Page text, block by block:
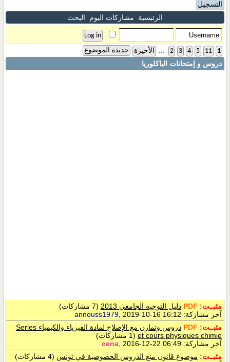
التسجيل
الرئيسية
مشاركات اليوم البحث
1
2 3 4 5 11 الأخيرة جديدة الموضوع
دروس و إمتحانات الباكلوريا
مثبــت: PDF دليل التوجيه الجامعي 2013
(7 مشاركات)
آخر مشاركة:
annouss1979, 2019-10-16 16:12
مثبــت: PDF
دروس وتمارن مع الإصلاح لمادة الفيزياء والكيمياء Series
et cours physiques chimie (1 مشاركات)
آخر مشاركة:
cena, 2016-12-22 06:49
مثبــت: موضوع قانون منع الدروس الخصوصية في تونس (4 مشاركات)